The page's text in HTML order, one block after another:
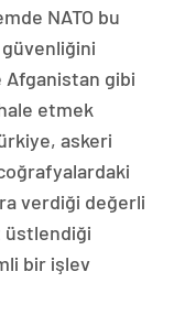
NATO bu
Afganistan gibi
etmek
askeri
verdiği değerli
üstlendiği
bir işlev